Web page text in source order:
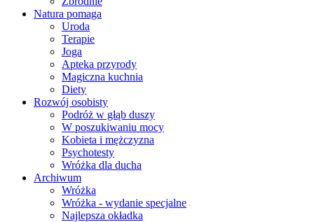
Natura pomaga
Uroda
Terapie
Joga
Apteka przyrody
Magiczna kuchnia
Diety
Rozwój osobisty
Podróż w głąb duszy
W poszukiwaniu mocy
Kobieta i mężczyzna
Psychotesty
Wróżka dla ducha
Archiwum
Wróżka
Wróżka - wydanie specjalne
Najlepsza okładka